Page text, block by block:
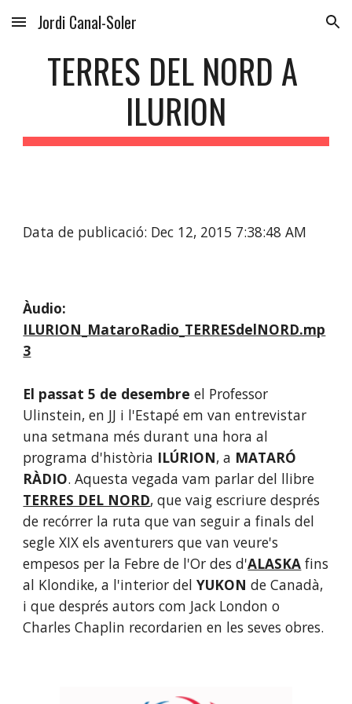
Skip to main content Skip to navigation
Jordi Canal-Soler
TERRES DEL NORD A
ILURION
Data de publicació: Dec 12, 2015 7:38:48 AM
ILURION_MataroRadio_TERRESdelNORD.mp
3
El passat 5 de desembre el Professor
Ulinstein, en JJ i l'Estapé em van entrevistar
una setmana més durant una hora al
programa d'història ILÚRION, a MATARÓ
RÀDIO
TERRES DEL NORD, que vaig escriure després
de recórrer la ruta que van seguir a finals del
segle XIX els aventurers que van veure's
empesos per la Febre de l'Or des d'ALASKA fins
al Klondike, a l'interior del YUKON de Canadà,
i que després autors com Jack London o